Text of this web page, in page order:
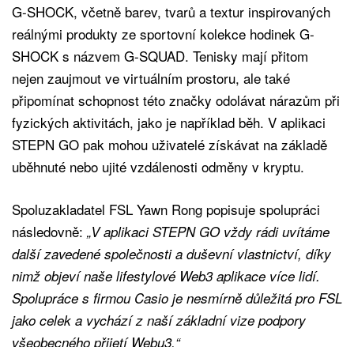
G-SHOCK, včetně barev, tvarů a textur inspirovaných
reálnými produkty ze sportovní kolekce hodinek G-
SHOCK s názvem G-SQUAD. Tenisky mají přitom
nejen zaujmout ve virtuálním prostoru, ale také
připomínat schopnost této značky odolávat nárazům při
fyzických aktivitách, jako je například běh. V aplikaci
STEPN GO pak mohou uživatelé získávat na základě
uběhnuté nebo ujité vzdálenosti odměny v kryptu.
Spoluzakladatel FSL Yawn Rong popisuje spolupráci
následovně: „V aplikaci STEPN GO vždy rádi uvítáme
další zavedené společnosti a duševní vlastnictví, díky
nimž objeví naše lifestylové Web3 aplikace více lidí.
Spolupráce s firmou Casio je nesmírně důležitá pro FSL
jako celek a vychází z naší základní vize podpory
všeobecného přijetí Webu3.“